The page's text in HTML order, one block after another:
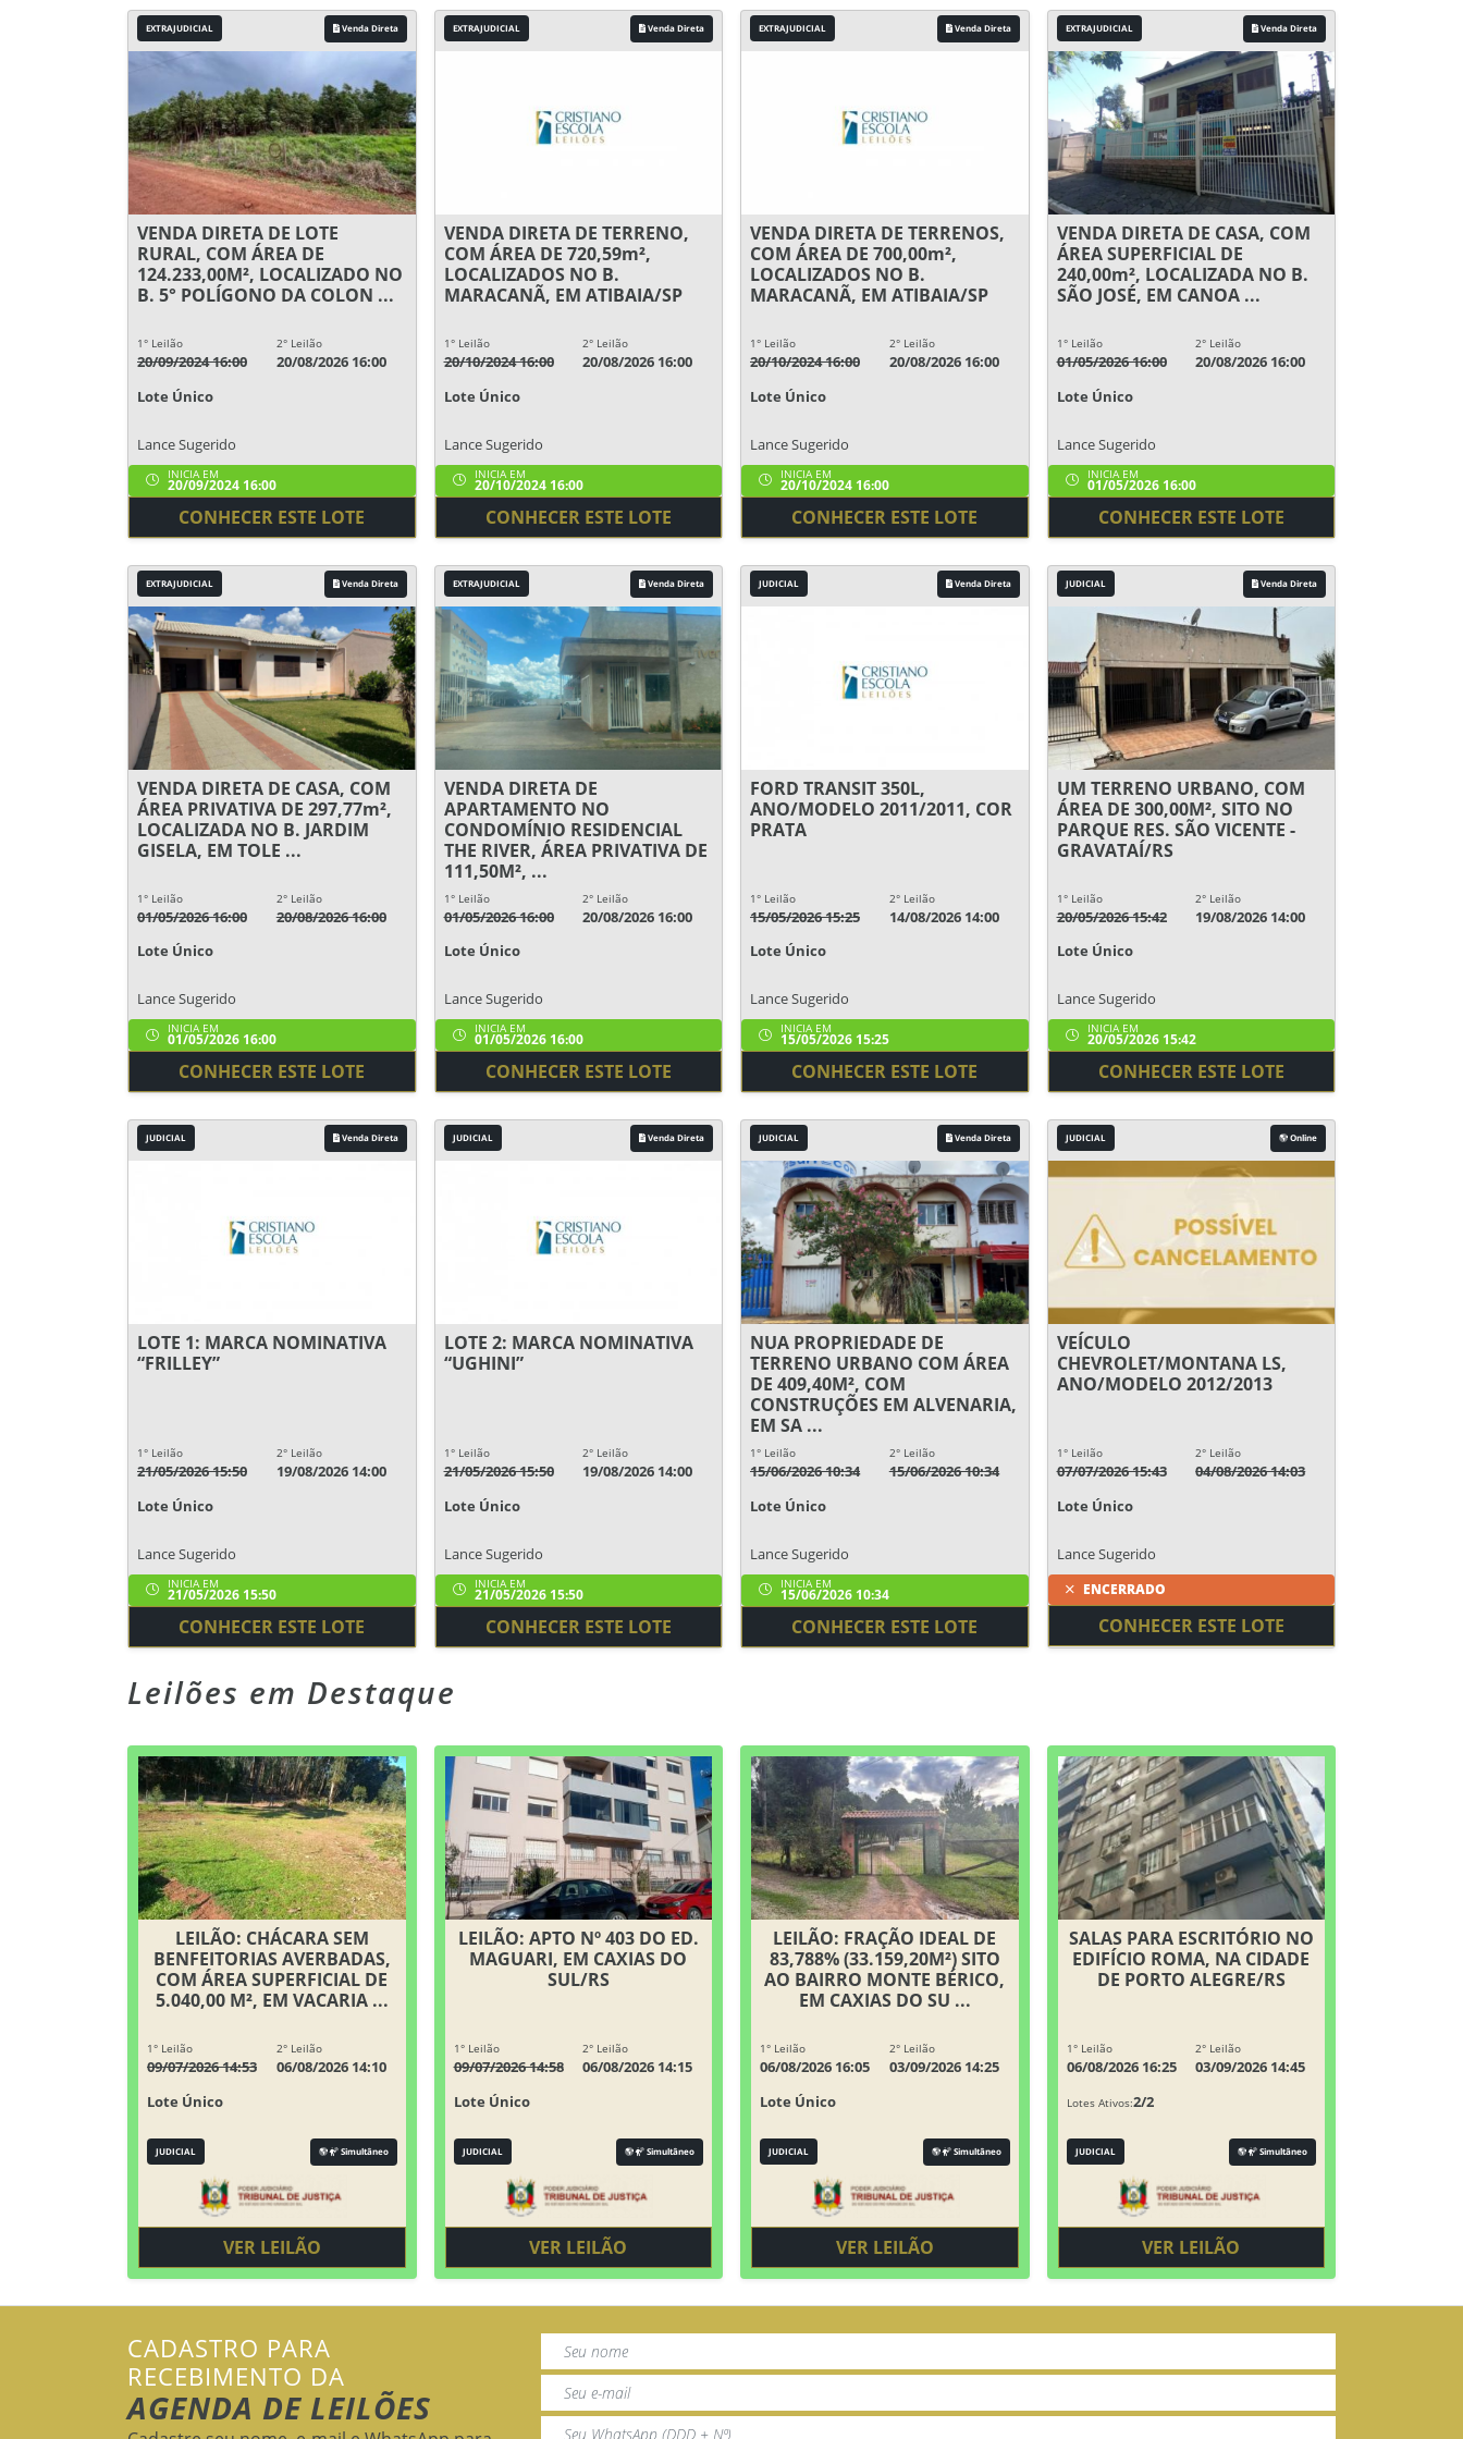
EXTRAJUDICIAL Venda Direta
VENDA DIRETA DE LOTE
RURAL, COM ÁREA DE
124.233,00M², LOCALIZADO NO
B. 5° POLÍGONO DA COLON ...
1° Leilão
20/09/2024 16:00
2° Leilão
20/08/2026 16:00
Lote Único
Lance Sugerido
INICIA EM
20/09/2024 16:00
CONHECER ESTE LOTE
EXTRAJUDICIAL Venda Direta
VENDA DIRETA DE TERRENO,
COM ÁREA DE 720,59m²,
LOCALIZADOS NO B.
MARACANÃ, EM ATIBAIA/SP
1° Leilão
20/10/2024 16:00
2° Leilão
20/08/2026 16:00
Lote Único
Lance Sugerido
INICIA EM
20/10/2024 16:00
CONHECER ESTE LOTE
EXTRAJUDICIAL Venda Direta
VENDA DIRETA DE TERRENOS,
COM ÁREA DE 700,00m²,
LOCALIZADOS NO B.
MARACANÃ, EM ATIBAIA/SP
1° Leilão
20/10/2024 16:00
2° Leilão
20/08/2026 16:00
Lote Único
Lance Sugerido
INICIA EM
20/10/2024 16:00
CONHECER ESTE LOTE
EXTRAJUDICIAL Venda Direta
VENDA DIRETA DE CASA, COM
ÁREA SUPERFICIAL DE
240,00m², LOCALIZADA NO B.
SÃO JOSÉ, EM CANOA ...
1° Leilão
01/05/2026 16:00
2° Leilão
20/08/2026 16:00
Lote Único
Lance Sugerido
INICIA EM
01/05/2026 16:00
CONHECER ESTE LOTE
EXTRAJUDICIAL Venda Direta
VENDA DIRETA DE CASA, COM
ÁREA PRIVATIVA DE 297,77m²,
LOCALIZADA NO B. JARDIM
GISELA, EM TOLE ...
1° Leilão
01/05/2026 16:00
2° Leilão
20/08/2026 16:00
Lote Único
Lance Sugerido
INICIA EM
01/05/2026 16:00
CONHECER ESTE LOTE
EXTRAJUDICIAL Venda Direta
VENDA DIRETA DE
APARTAMENTO NO
CONDOMÍNIO RESIDENCIAL
THE RIVER, ÁREA PRIVATIVA DE
111,50M², ...
1° Leilão
01/05/2026 16:00
2° Leilão
20/08/2026 16:00
Lote Único
Lance Sugerido
INICIA EM
01/05/2026 16:00
CONHECER ESTE LOTE
JUDICIAL Venda Direta
FORD TRANSIT 350L,
ANO/MODELO 2011/2011, COR
PRATA
1° Leilão
15/05/2026 15:25
2° Leilão
14/08/2026 14:00
Lote Único
Lance Sugerido
INICIA EM
15/05/2026 15:25
CONHECER ESTE LOTE
JUDICIAL Venda Direta
UM TERRENO URBANO, COM
ÁREA DE 300,00M², SITO NO
PARQUE RES. SÃO VICENTE -
GRAVATAÍ/RS
1° Leilão
20/05/2026 15:42
2° Leilão
19/08/2026 14:00
Lote Único
Lance Sugerido
INICIA EM
20/05/2026 15:42
CONHECER ESTE LOTE
JUDICIAL Venda Direta
LOTE 1: MARCA NOMINATIVA
“FRILLEY”
1° Leilão
21/05/2026 15:50
2° Leilão
19/08/2026 14:00
Lote Único
Lance Sugerido
INICIA EM
21/05/2026 15:50
CONHECER ESTE LOTE
JUDICIAL Venda Direta
LOTE 2: MARCA NOMINATIVA
“UGHINI”
1° Leilão
21/05/2026 15:50
2° Leilão
19/08/2026 14:00
Lote Único
Lance Sugerido
INICIA EM
21/05/2026 15:50
CONHECER ESTE LOTE
JUDICIAL Venda Direta
NUA PROPRIEDADE DE
TERRENO URBANO COM ÁREA
DE 409,40M², COM
CONSTRUÇÕES EM ALVENARIA,
EM SA ...
1° Leilão
15/06/2026 10:34
2° Leilão
15/06/2026 10:34
Lote Único
Lance Sugerido
INICIA EM
15/06/2026 10:34
CONHECER ESTE LOTE
JUDICIAL Online
VEÍCULO
CHEVROLET/MONTANA LS,
ANO/MODELO 2012/2013
1° Leilão
07/07/2026 15:43
2° Leilão
04/08/2026 14:03
Lote Único
Lance Sugerido
ENCERRADO
CONHECER ESTE LOTE
Leilões em Destaque
LEILÃO: CHÁCARA SEM
BENFEITORIAS AVERBADAS,
COM ÁREA SUPERFICIAL DE
5.040,00 M², EM VACARIA ...
1° Leilão
09/07/2026 14:53
2° Leilão
06/08/2026 14:10
Lote Único
JUDICIAL Simultâneo
VER LEILÃO
LEILÃO: APTO Nº 403 DO ED.
MAGUARI, EM CAXIAS DO
SUL/RS
1° Leilão
09/07/2026 14:58
2° Leilão
06/08/2026 14:15
Lote Único
JUDICIAL Simultâneo
VER LEILÃO
LEILÃO: FRAÇÃO IDEAL DE
83,788% (33.159,20M²) SITO
AO BAIRRO MONTE BÉRICO,
EM CAXIAS DO SU ...
1° Leilão
06/08/2026 16:05
2° Leilão
03/09/2026 14:25
Lote Único
JUDICIAL Simultâneo
VER LEILÃO
SALAS PARA ESCRITÓRIO NO
EDIFÍCIO ROMA, NA CIDADE
DE PORTO ALEGRE/RS
1° Leilão
06/08/2026 16:25
2° Leilão
03/09/2026 14:45
Lotes Ativos:2/2
JUDICIAL Simultâneo
VER LEILÃO
CADASTRO PARA
RECEBIMENTO DA
AGENDA DE LEILÕES